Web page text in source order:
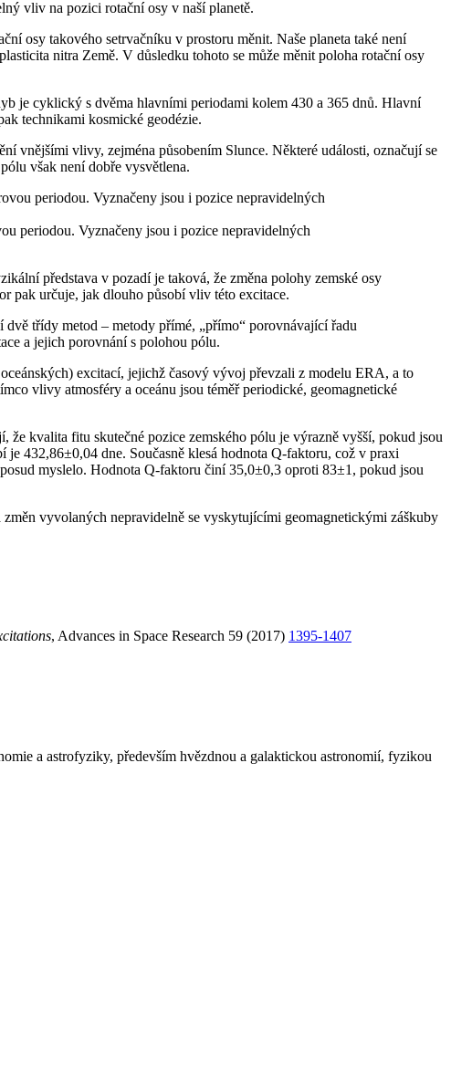
vliv na pozici rotační osy v naší planetě.
osy takového setrvačníku v prostoru měnit. Naše planeta také není
nitra Země. V důsledku tohoto se může měnit poloha rotační osy
je cyklický s dvěma hlavními periodami kolem 430 a 365 dnů. Hlavní
technikami kosmické geodézie.
vnějšími vlivy, zejména působením Slunce. Některé události, označují se
však není dobře vysvětlena.
periodou. Vyznačeny jsou i pozice nepravidelných
představa v pozadí je taková, že změna polohy zemské osy
pak určuje, jak dlouho působí vliv této excitace.
třídy metod – metody přímé, „přímo“ porovnávající řadu
a jejich porovnání s polohou pólu.
excitací, jejichž časový vývoj převzali z modelu ERA, a to
vlivy atmosféry a oceánu jsou téměř periodické, geomagnetické
kvalita fitu skutečné pozice zemského pólu je výrazně vyšší, pokud jsou
432,86±0,04 dne. Současně klesá hodnota Q-faktoru, což v praxi
myslelo. Hodnota Q-faktoru činí 35,0±0,3 oproti 83±1, pokud jsou
vyvolaných nepravidelně se vyskytujícími geomagnetickými záškuby
, Advances in Space Research 59 (2017) 1395-1407
a astrofyziky, především hvězdnou a galaktickou astronomií, fyzikou